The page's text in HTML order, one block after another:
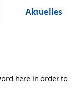
Aktuelles
here in order to